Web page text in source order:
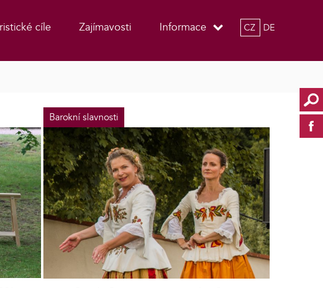
cíle Zajímavosti Informace CZ DE
Barokní slavnosti